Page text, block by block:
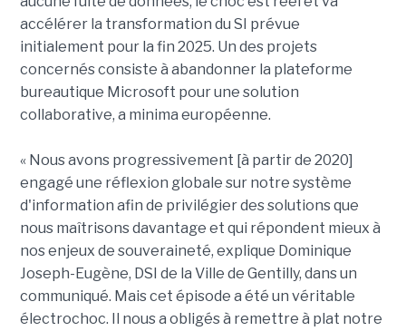
accélérer la transformation du SI prévue
initialement pour la fin 2025. Un des projets
concernés consiste à abandonner la plateforme
bureautique Microsoft pour une solution
collaborative, a minima européenne.
« Nous avons progressivement [à partir de 2020]
engagé une réflexion globale sur notre système
d'information afin de privilégier des solutions que
nous maîtrisons davantage et qui répondent mieux à
nos enjeux de souveraineté, explique Dominique
Joseph-Eugène, DSI de la Ville de Gentilly, dans un
communiqué. Mais cet épisode a été un véritable
électrochoc. Il nous a obligés à remettre à plat notre